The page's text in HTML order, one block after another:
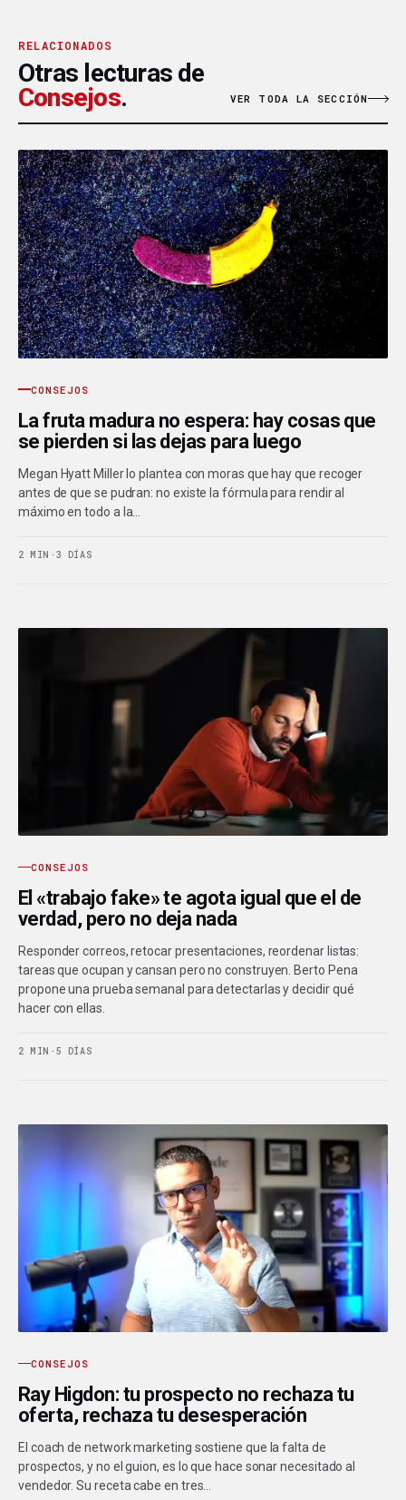
RELACIONADOS
Otras lecturas de
Consejos. VER TODA LA SECCIÓN
CONSEJOS
La fruta madura no espera: hay cosas que
se pierden si las dejas para luego
Megan Hyatt Miller lo plantea con moras que hay que recoger
antes de que se pudran: no existe la fórmula para rendir al
máximo en todo a la…
2 MIN · 3 DÍAS
CONSEJOS
El «trabajo fake» te agota igual que el de
verdad, pero no deja nada
Responder correos, retocar presentaciones, reordenar listas:
tareas que ocupan y cansan pero no construyen. Berto Pena
propone una prueba semanal para detectarlas y decidir qué
hacer con ellas.
2 MIN · 5 DÍAS
CONSEJOS
Ray Higdon: tu prospecto no rechaza tu
oferta, rechaza tu desesperación
El coach de network marketing sostiene que la falta de
prospectos, y no el guion, es lo que hace sonar necesitado al
vendedor. Su receta cabe en tres…